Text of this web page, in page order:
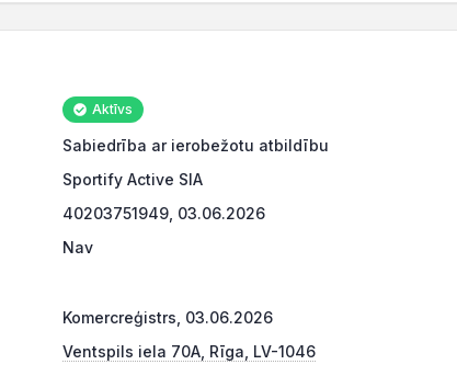
Aktīvs
Sabiedrība ar ierobežotu atbildību
Sportify Active SIA
40203751949, 03.06.2026
Nav
Komercreģistrs, 03.06.2026
Ventspils iela 70A, Rīga, LV-1046